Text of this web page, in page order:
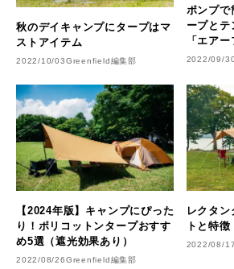
秋のデイキャンプにタープはマ
ストアイテム
2022/10/03Greenfield編集部
ポンプで
ープとテ
「エア
2022/09/
【2024年版】キャンプにぴった
り！ポリコットンタープおすす
め5選（遮光効果あり）
2022/08/26Greenfield編集部
レクタ
トと特徴
2022/08/